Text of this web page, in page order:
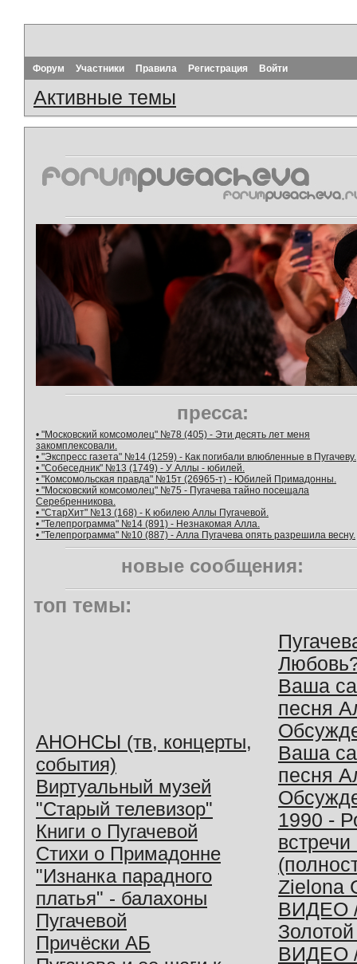
Форум Участники Правила Регистрация Войти
Активные темы
пресса:
• "Московский комсомолец" №78 (405) - Эти десять лет меня
закомплексовали.
• "Экспресс газета" №14 (1259) - Как погибали влюбленные в Пугачеву.
• "Собеседник" №13 (1749) - У Аллы - юбилей.
• "Комсомольская правда" №15т (26965-т) - Юбилей Примадонны.
• "Московский комсомолец" №75 - Пугачева тайно посещала
Серебренникова.
• "СтарХит" №13 (168) - К юбилею Аллы Пугачевой.
• "Телепрограмма" №14 (891) - Незнакомая Алла.
• "Телепрограмма" №10 (887) - Алла Пугачева опять разрешила весну.
новые сообщения:
топ темы:
АНОНСЫ (тв, концерты,
события)
Виртуальный музей
"Старый телевизор"
Книги о Пугачевой
Стихи о Примадонне
"Изнанка парадного
платья" - балахоны
Пугачевой
Причёски АБ
Ваша
песня
Ваша
песня
1990 -
Zielona
ВИДЕО
ВИДЕО